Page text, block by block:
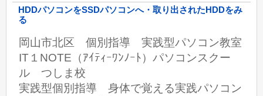
HDDパソコンをSSDパソコンへ・取り出されたHDDをみ
る
岡山市北区 個別指導 実践型パソコン教室
IT１NOTE（ｱｲﾃｨｰﾜﾝﾉｰﾄ）パソコンスクー
ル つしま校
実践型個別指導 身体で覚える実践パソコン